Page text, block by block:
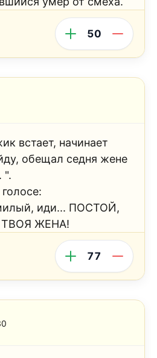
50
встает, начинает
обещал седня жене
".
иди... ПОСТОЙ,
ЖЕНА!
77